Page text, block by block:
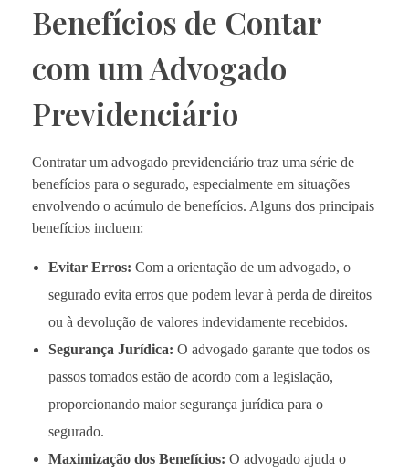
Benefícios de Contar
com um Advogado
Previdenciário
Contratar um advogado previdenciário traz uma série de
benefícios para o segurado, especialmente em situações
envolvendo o acúmulo de benefícios. Alguns dos principais
benefícios incluem:
Evitar Erros: Com a orientação de um advogado, o
segurado evita erros que podem levar à perda de direitos
ou à devolução de valores indevidamente recebidos.
Segurança Jurídica: O advogado garante que todos os
passos tomados estão de acordo com a legislação,
proporcionando maior segurança jurídica para o
segurado.
Maximização dos Benefícios: O advogado ajuda o